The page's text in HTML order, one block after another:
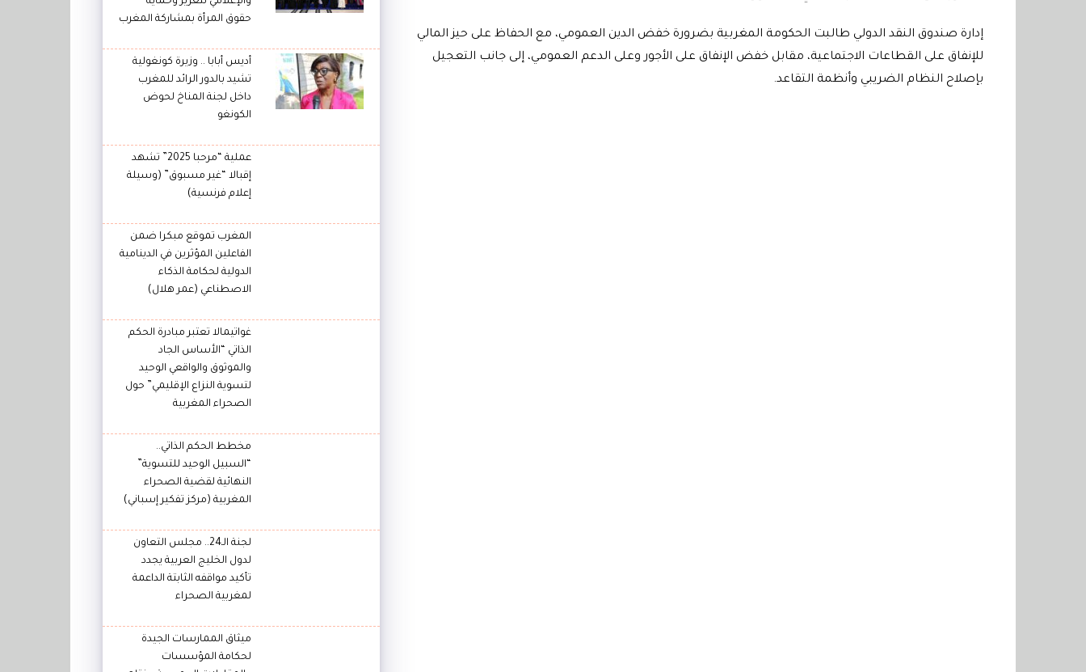
إدارة صندوق النقد الدولي طالبت الحكومة المغربية بضرورة خفض الدين العمومي، مع الحفاظ على حيز المالي
للإنفاق على القطاعات الاجتماعية، مقابل خفض الإنفاق على الأجور وعلى الدعم العمومي، إلى جانب التعجيل
بإصلاح النظام الضريبي وأنظمة التقاعد.
حقوق المرأة بمشاركة المغرب
أديس أبابا .. وزيرة كونغولية
تشيد بالدور الرائد للمغرب
داخل لجنة المناخ لحوض
الكونغو
عملية “مرحبا 2025” تشهد
إقبالا “غير مسبوق” (وسيلة
إعلام فرنسية)
المغرب تموقع مبكرا ضمن
الفاعلين المؤثرين في الدينامية
الدولية لحكامة الذكاء
الاصطناعي (عمر هلال)
غواتيمالا تعتبر مبادرة الحكم
الذاتي “الأساس الجاد
والموثوق والواقعي الوحيد
لتسوية النزاع الإقليمي” حول
الصحراء المغربية
مخطط الحكم الذاتي..
“السبيل الوحيد للتسوية”
النهائية لقضية الصحراء
المغربية (مركز تفكير إسباني)
لجنة الـ24.. مجلس التعاون
لدول الخليج العربية يجدد
تأكيد مواقفه الثابتة الداعمة
لمغربية الصحراء
ميثاق الممارسات الجيدة
لحكامة المؤسسات